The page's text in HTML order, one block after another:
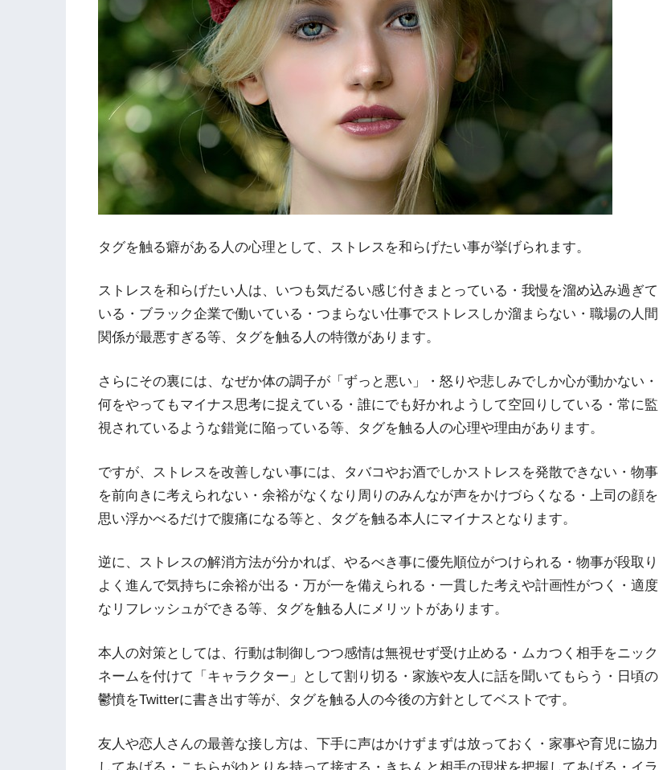
タグを触る癖がある人の心理として、ストレスを和らげたい事が挙げられます。
ストレスを和らげたい人は、いつも気だるい感じ付きまとっている・我慢を溜め込み過ぎて
いる・ブラック企業で働いている・つまらない仕事でストレスしか溜まらない・職場の人間
関係が最悪すぎる等、タグを触る人の特徴があります。
さらにその裏には、なぜか体の調子が「ずっと悪い」・怒りや悲しみでしか心が動かない・
何をやってもマイナス思考に捉えている・誰にでも好かれようして空回りしている・常に監
視されているような錯覚に陥っている等、タグを触る人の心理や理由があります。
ですが、ストレスを改善しない事には、タバコやお酒でしかストレスを発散できない・物事
を前向きに考えられない・余裕がなくなり周りのみんなが声をかけづらくなる・上司の顔を
思い浮かべるだけで腹痛になる等と、タグを触る本人にマイナスとなります。
逆に、ストレスの解消方法が分かれば、やるべき事に優先順位がつけられる・物事が段取り
よく進んで気持ちに余裕が出る・万が一を備えられる・一貫した考えや計画性がつく・適度
なリフレッシュができる等、タグを触る人にメリットがあります。
本人の対策としては、行動は制御しつつ感情は無視せず受け止める・ムカつく相手をニック
ネームを付けて「キャラクター」として割り切る・家族や友人に話を聞いてもらう・日頃の
鬱憤をTwitterに書き出す等が、タグを触る人の今後の方針としてベストです。
友人や恋人さんの最善な接し方は、下手に声はかけずまずは放っておく・家事や育児に協力